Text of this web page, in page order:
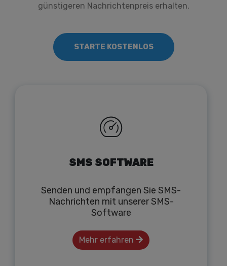
günstigeren Nachrichtenpreis erhalten.
STARTE KOSTENLOS
SMS SOFTWARE
Senden und empfangen Sie SMS-
Nachrichten mit unserer SMS-
Software
Mehr erfahren